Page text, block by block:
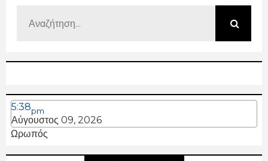
5:38pm
Αύγουστος 09, 2026
Ωρωπός